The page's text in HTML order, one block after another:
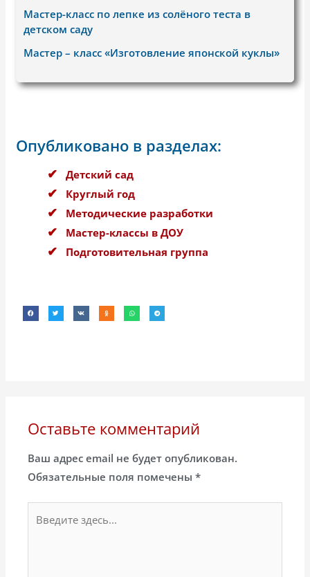
Мастер-класс по лепке из солёного теста в
детском саду
Мастер – класс «Изготовление японской куклы»
Опубликовано в разделах:
Детский сад
Круглый год
Методические разработки
Мастер-классы в ДОУ
Подготовительная группа
Оставьте комментарий
Ваш адрес email не будет опубликован.
Обязательные поля помечены*
здесь...